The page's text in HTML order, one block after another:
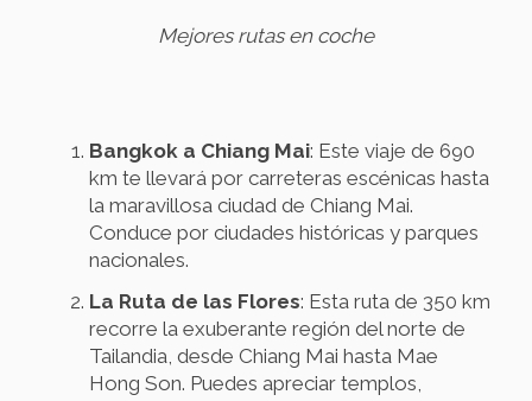
Mejores rutas en coche
Bangkok a Chiang Mai: Este viaje de 690
km te llevará por carreteras escénicas hasta
la maravillosa ciudad de Chiang Mai.
Conduce por ciudades históricas y parques
nacionales.
La Ruta de las Flores: Esta ruta de 350 km
recorre la exuberante región del norte de
Tailandia, desde Chiang Mai hasta Mae
Hong Son. Puedes apreciar templos,